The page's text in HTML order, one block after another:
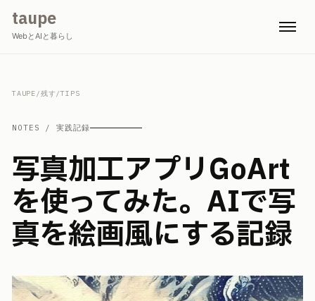
taupe
WebとAIと暮らし
TAUPE/残す/TIPS
NOTES / 実践記録
写真加工アプリGoArt
を使ってみた。AIで写
真を絵画風にする記録